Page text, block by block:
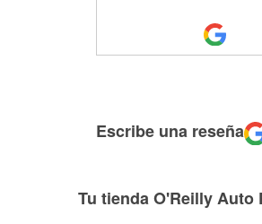
Escribe una reseña
Tu tienda O'Reilly